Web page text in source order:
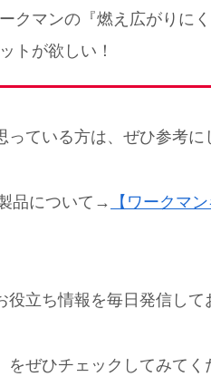
クマンの『燃え広がりに
トが欲しい！
っている方は、ぜひ参考
品について→
【ワークマ
役立ち情報を毎日発信して
をぜひチェックしてみてく